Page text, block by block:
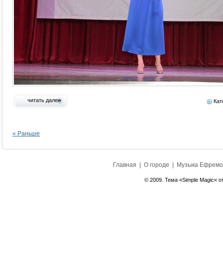
читать далее
« Раньше
Главная О городе Музыка
© 2009. Тема «Simple Magic«